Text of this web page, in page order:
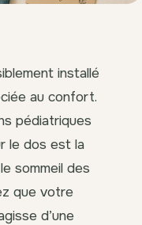
installé
au confort.
pédiatriques
le dos est la
sommeil des
que votre
d’une